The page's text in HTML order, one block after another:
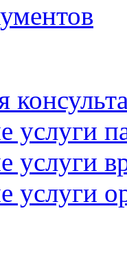
услуги
услуги
услуги